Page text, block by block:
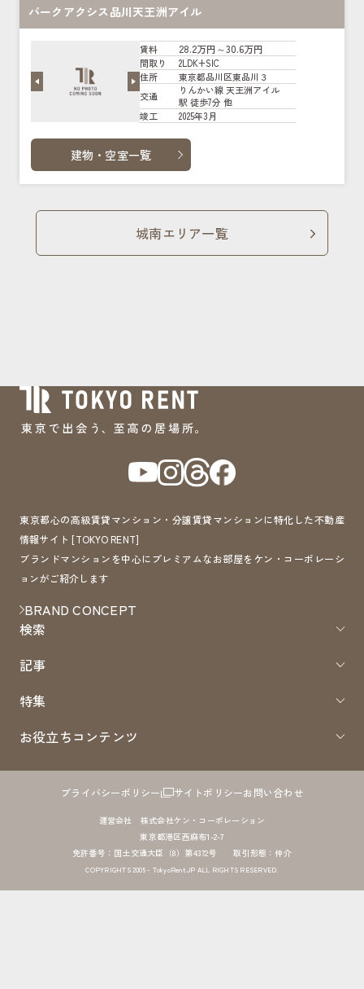
パークアクシス品川天王洲アイル
賃料 28.2万円～30.6万円
間取り
2LDK+SIC
住所
東京都品川区東品川３
交通
りんかい線 天王洲アイル
駅 徒歩7分 他
竣工
2025年3月
建物・空室一覧
城南エリア一覧
東京都心の高級賃貸マンション・分譲賃貸マンションに特化した不動産
情報サイト [TOKYO RENT]
ブランドマンションを中心にプレミアムなお部屋をケン・コーポレーシ
ョンがご紹介します
BRAND CONCEPT
検索
記事
特集
お役立ちコンテンツ
プライバシーポリシー サイトポリシーお問い合わせ
運営会社 株式会社ケン・コーポレーション
東京都港区西麻布1-2-7
免許番号：国土交通大臣（8）第4372号 取引形態：仲介
COPYRIGHTS 2005 - TokyoRent.JP ALL RIGHTS RESERVED.